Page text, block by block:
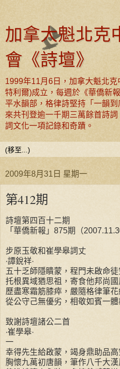
加拿大魁北克
會《詩壇》
1999年11月6日，加拿大魁北
特利爾)成立，每週於《華僑新
平水韻部，格律詩堅持「一韻
來共刊登逾一千期三萬餘首詩
詞文化一項記錄和奇蹟。
2009年8月31日 星期一
第412期
詩壇第四百十二期
「華僑新報」875期（
步原玉敬和崔學皋詞丈
‧譚銳祥‧
五十乏師隱瞶蒙，程門未啟命徒
托根異域猶思祖，寄食他邦尚國
歷盡寒霜筋膝瘁，嚴隨格律筆花
從公守己無優劣，相敬如賓一體
致謝詩壇諸公二首
‧崔學皋‧
一
幸得先生給啟蒙，竭身鼎助品高
胸懷九萬初唐韻，筆作八千大漢